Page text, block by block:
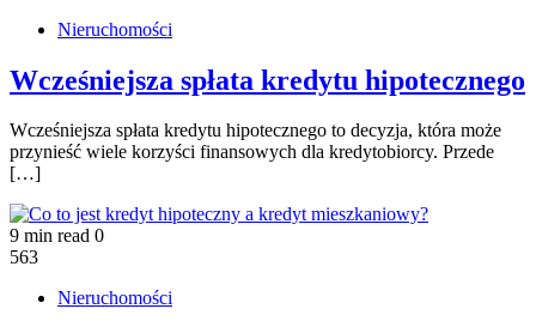
Nieruchomości
Wcześniejsza spłata kredytu hipotecznego
Wcześniejsza spłata kredytu hipotecznego to decyzja, która może
przynieść wiele korzyści finansowych dla kredytobiorcy. Przede
[…]
9 min read 0
563
Nieruchomości